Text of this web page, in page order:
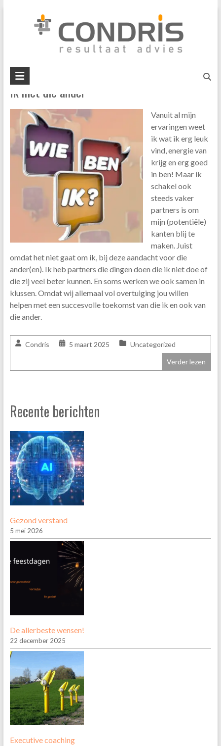
Condris
resultaat
interim
management
business
mediation
#grip op groei
U bent hier: Home»#grip op groei
Ik met die ander
Vanuit al mijn
ervaringen weet
ik wat ik erg leuk
vind, energie van
krijg en erg goed
in ben! Maar ik
schakel ook
steeds vaker
partners is om
mijn (potentiële)
kanten blij te
maken. Juist
omdat het niet gaat om ik, bij deze aandacht voor die
ander(en). Ik heb partners die dingen doen die ik niet doe of
die zij veel beter kunnen. En soms werken we ook samen in
klussen. Omdat wij allemaal vol overtuiging jou willen
helpen met een succesvolle toekomst van die ik en ook van
die ander.
Condris 5 maart 2025 Uncategorized
Verder lezen
Recente berichten
Gezond verstand
5 mei 2026
De allerbeste wensen!
22 december 2025
Executive coaching